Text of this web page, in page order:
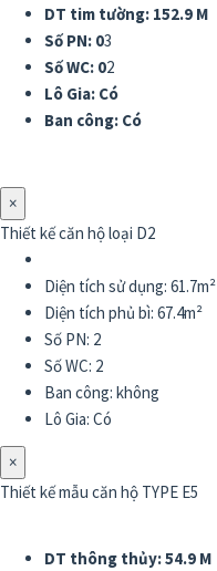
DT tim tường: 152.9 M
Số PN: 03
Số WC: 02
Lô Gia: Có
Ban công: Có
×
Thiết kế căn hộ loại D2
Diện tích sử dụng: 61.7m²
Diện tích phủ bì: 67.4m²
Số PN: 2
Số WC: 2
Ban công: không
Lô Gia: Có
×
Thiết kế mẫu căn hộ TYPE E5
DT thông thủy: 54.9 M